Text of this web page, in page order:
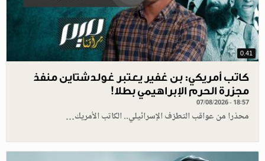
0.41
كاتب أمريكي: بن غفير يعتبر غولدشتاين منفذ
مجزرة الحرم الإبراهيمي بطلا!
07/08/2026 - 18:57
محذرا من عواقب التطرّف الإسرائيلي.. الكاتب الأمريك…